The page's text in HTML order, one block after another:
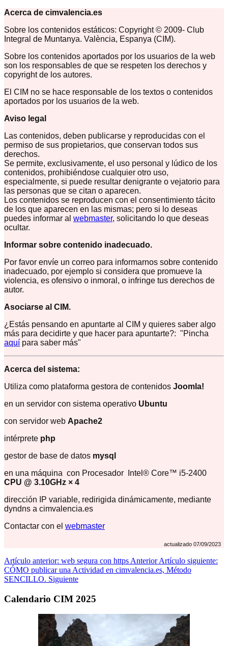
Acerca de cimvalencia.es
Sobre los contenidos estáticos: Copyright © 2009- Club
Integral de Muntanya. València, Espanya (CIM).
Sobre los contenidos aportados por los usuarios de la web
son los responsables de que se respeten los derechos y
copyright de los autores.
El CIM no se hace responsable de los textos o contenidos
aportados por los usuarios de la web.
Aviso legal
Las contenidos, deben publicarse y reproducidas con el
permiso de sus propietarios, que conservan todos sus
derechos.
Se permite, exclusivamente, el uso personal y lúdico de los
contenidos, prohibiéndose cualquier otro uso,
especialmente, si puede resultar denigrante o vejatorio para
las personas que se citan o aparecen.
Los contenidos se reproducen con el consentimiento tácito
de los que aparecen en las mismas; pero si lo deseas
puedes informar al webmaster, solicitando lo que deseas
ocultar.
Informar sobre contenido inadecuado.
Por favor envíe un correo para informarnos sobre contenido
inadecuado, por ejemplo si considera que promueve la
violencia, es ofensivo o inmoral, o infringe tus derechos de
autor.
Asociarse al CIM.
¿Estás pensando en apuntarte al CIM y quieres saber algo
más para decidirte y que hacer para apuntarte?: "Pincha
aquí para saber más"
Acerca del sistema:
Utiliza como plataforma gestora de contenidos Joomla!
en un servidor con sistema operativo Ubuntu
con servidor web Apache2
intérprete php
gestor de base de datos mysql
en una máquina con Procesador Intel® Core™ i5-2400
CPU @ 3.10GHz × 4
dirección IP variable, redirigida dinámicamente, mediante
dyndns a cimvalencia.es
Contactar con el webmaster
actualizado 07/09/2023
Artículo anterior: web segura con https Anterior Artículo siguiente:
CÓMO publicar una Actividad en cimvalencia.es, Método
SENCILLO. Siguiente
Calendario CIM 2025